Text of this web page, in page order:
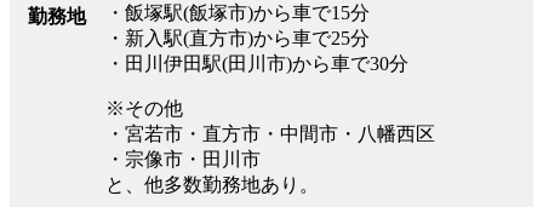
勤務地
・飯塚駅(飯塚市)から車で15分
・新入駅(直方市)から車で25分
・田川伊田駅(田川市)から車で30分
※その他
・宮若市・直方市・中間市・八幡西区
・宗像市・田川市
と、他多数勤務地あり。